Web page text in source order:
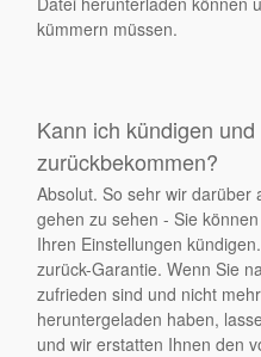
kümmern müssen.
Kann ich kündigen
zurückbekommen?
Absolut. So sehr wir darüber
gehen zu sehen - Sie
Ihren Einstellungen
zurück-Garantie. Wenn Sie
zufrieden sind und nicht
heruntergeladen haben,
und wir erstatten Ihnen den